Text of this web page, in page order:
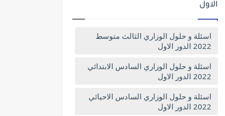
الاول
اسئلة و حلول الوزاري الثالث متوسط
2022 الدور الاول
اسئلة و حلول الوزاري السادس الابتدائي
2022 الدور الاول
اسئلة و حلول الوزاري السادس الاحيائي
2022 الدور الاول